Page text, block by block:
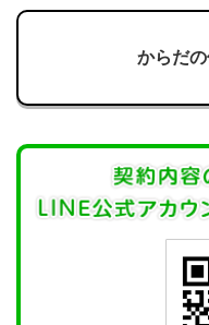
からだ